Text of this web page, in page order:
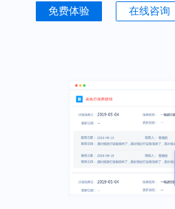
免费体验 在线咨询